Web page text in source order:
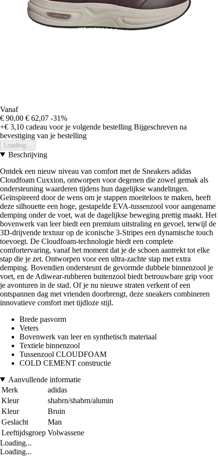
Vanaf
€ 90,00 € 62,07 -31%
+€ 3,10 cadeau voor je volgende bestelling Bijgeschreven na
bevestiging van je bestelling
Loading...
Beschrijving
Ontdek een nieuw niveau van comfort met de Sneakers adidas
Cloudfoam Cuxxion, ontworpen voor degenen die zowel gemak als
ondersteuning waarderen tijdens hun dagelijkse wandelingen.
Geïnspireerd door de wens om je stappen moeiteloos te maken, heeft
deze silhouette een hoge, gestapelde EVA-tussenzool voor aangename
demping onder de voet, wat de dagelijkse beweging prettig maakt. Het
bovenwerk van leer biedt een premium uitstraling en gevoel, terwijl de
3D-drijvende textuur op de iconische 3-Stripes een dynamische touch
toevoegt. De Cloudfoam-technologie biedt een complete
comfortervaring, vanaf het moment dat je de schoen aantrekt tot elke
stap die je zet. Ontworpen voor een ultra-zachte stap met extra
demping. Bovendien ondersteunt de gevormde dubbele binnenzool je
voet, en de Adiwear-rubberen buitenzool biedt betrouwbare grip voor
je avonturen in de stad. Of je nu nieuwe straten verkent of een
ontspannen dag met vrienden doorbrengt, deze sneakers combineren
innovatieve comfort met tijdloze stijl.
Brede pasvorm
Veters
Bovenwerk van leer en synthetisch materiaal
Textiele binnenzool
Tussenzool CLOUDFOAM
COLD CEMENT constructie
Aanvullende informatie
Merk
adidas
Kleur
shabrn/shabrn/alumin
Kleur
Bruin
Geslacht
Man
Leeftijdsgroep Volwassene
Loading...
Loading...